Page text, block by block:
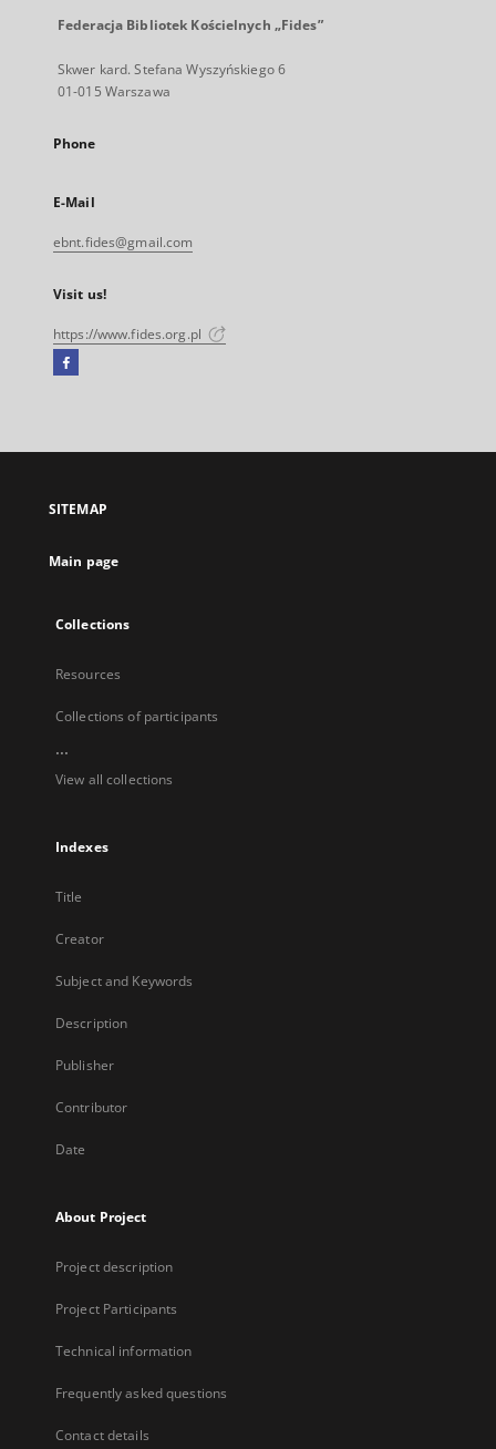
Federacja Bibliotek Kościelnych „Fides”
Skwer kard. Stefana Wyszyńskiego 6
01-015 Warszawa
Phone
E-Mail
ebnt.fides@gmail.com
Visit us!
https://www.fides.org.pl
Facebook
open
new
SITEMAP
Main page
Collections
Resources
Collections of participants
...
View all collections
Indexes
Title
Creator
Subject and Keywords
Description
Publisher
Contributor
Date
About Project
Project description
Project Participants
Technical information
Frequently asked questions
Contact details